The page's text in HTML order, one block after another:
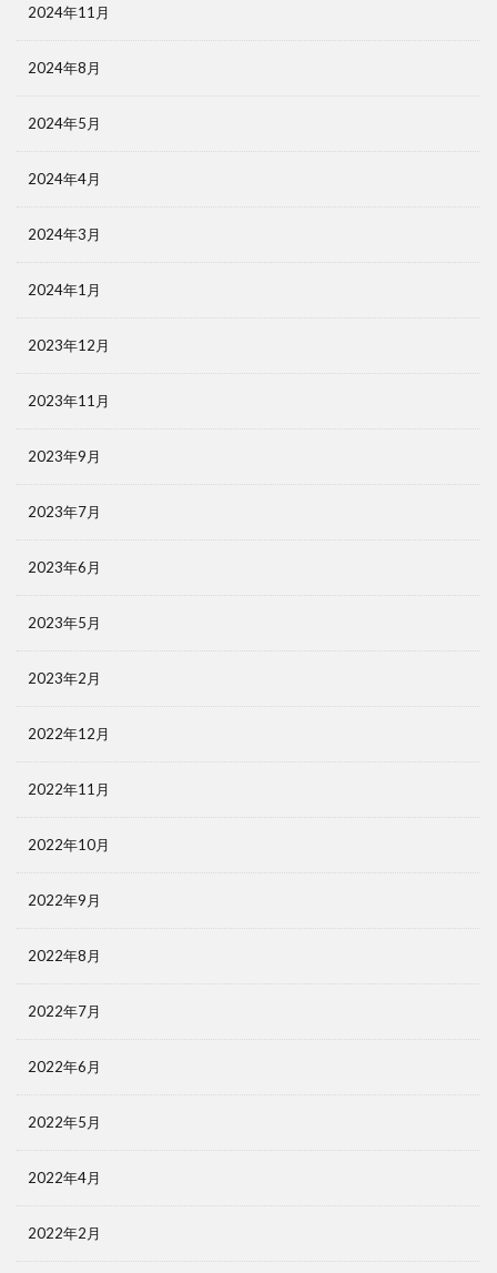
2024年11月
2024年8月
2024年5月
2024年4月
2024年3月
2024年1月
2023年12月
2023年11月
2023年9月
2023年7月
2023年6月
2023年5月
2023年2月
2022年12月
2022年11月
2022年10月
2022年9月
2022年8月
2022年7月
2022年6月
2022年5月
2022年4月
2022年2月